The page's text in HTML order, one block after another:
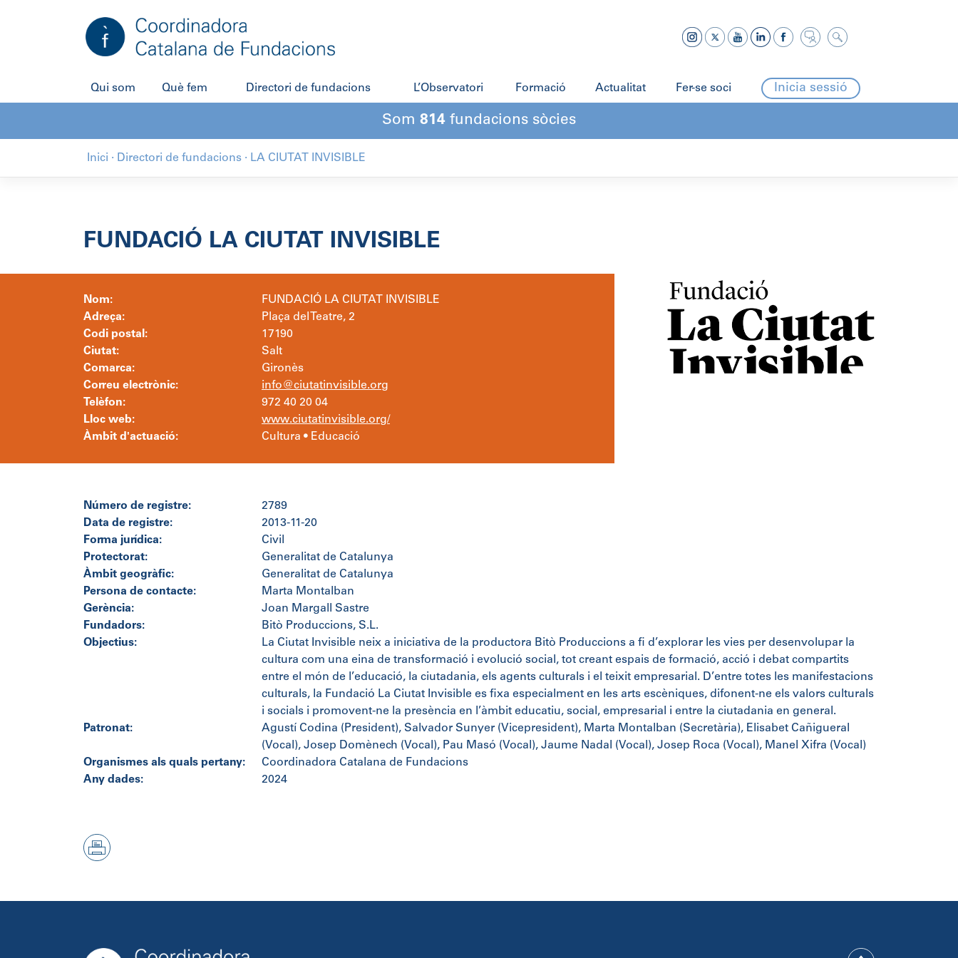
Qui som Què fem Directori de fundacions L’Observatori Formació Actualitat Fer-se soci Inicia sessió
Som 814 fundacions sòcies
Inici · Directori de fundacions · LA CIUTAT INVISIBLE
FUNDACIÓ LA CIUTAT INVISIBLE
Nom:
FUNDACIÓ LA CIUTAT INVISIBLE
Adreça:
Plaça del Teatre, 2
Codi postal:
17190
Ciutat:
Salt
Comarca:
Gironès
Correu electrònic:
info@ciutatinvisible.org
Telèfon:
972 40 20 04
Lloc web:
www.ciutatinvisible.org/
Àmbit d'actuació:
Cultura • Educació
Número de registre:
2789
Data de registre:
2013-11-20
Forma jurídica:
Civil
Protectorat:
Generalitat de Catalunya
Àmbit geogràfic:
Generalitat de Catalunya
Persona de contacte:
Marta Montalban
Gerència:
Joan Margall Sastre
Fundadors:
Bitò Produccions, S.L.
Objectius:
La Ciutat Invisible neix a iniciativa de la productora Bitò Produccions a fi d’explorar les vies per desenvolupar la
cultura com una eina de transformació i evolució social, tot creant espais de formació, acció i debat compartits
entre el món de l’educació, la ciutadania, els agents culturals i el teixit empresarial. D’entre totes les manifestacions
culturals, la Fundació La Ciutat Invisible es fixa especialment en les arts escèniques, difonent-ne els valors culturals
i socials i promovent-ne la presència en l’àmbit educatiu, social, empresarial i entre la ciutadania en general.
Patronat:
Agustí Codina (President), Salvador Sunyer (Vicepresident), Marta Montalban (Secretària), Elisabet Cañigueral
(Vocal), Josep Domènech (Vocal), Pau Masó (Vocal), Jaume Nadal (Vocal), Josep Roca (Vocal), Manel Xifra (Vocal)
Organismes als quals pertany:
Coordinadora Catalana de Fundacions
Any dades:
2024